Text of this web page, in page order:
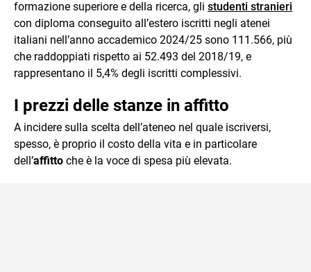
formazione superiore e della ricerca, gli studenti stranieri
con diploma conseguito all’estero iscritti negli atenei
italiani nell’anno accademico 2024/25 sono 111.566, più
che raddoppiati rispetto ai 52.493 del 2018/19, e
rappresentano il 5,4% degli iscritti complessivi.
I prezzi delle stanze in affitto
A incidere sulla scelta dell’ateneo nel quale iscriversi,
spesso, è proprio il costo della vita e in particolare
dell’affitto che è la voce di spesa più elevata.